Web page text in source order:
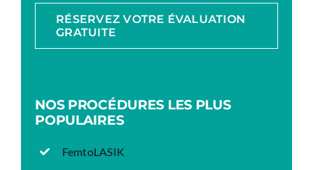
RÉSERVEZ VOTRE ÉVALUATION
GRATUITE
NOS PROCÉDURES LES PLUS
POPULAIRES
FemtoLASIK